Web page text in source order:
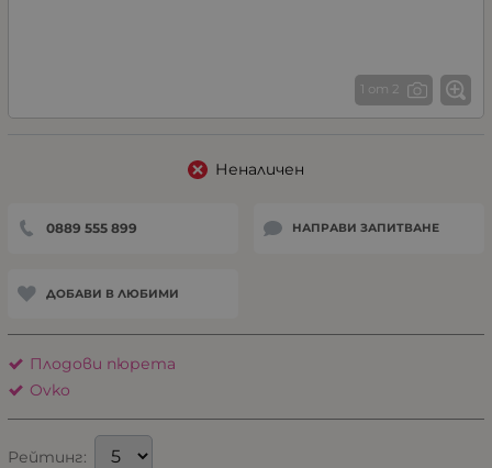
1 от 2
Неналичен
0889 555 899 НАПРАВИ ЗАПИТВАНЕ
ДОБАВИ В ЛЮБИМИ
Плодови пюрета
Ovko
Рейтинг: